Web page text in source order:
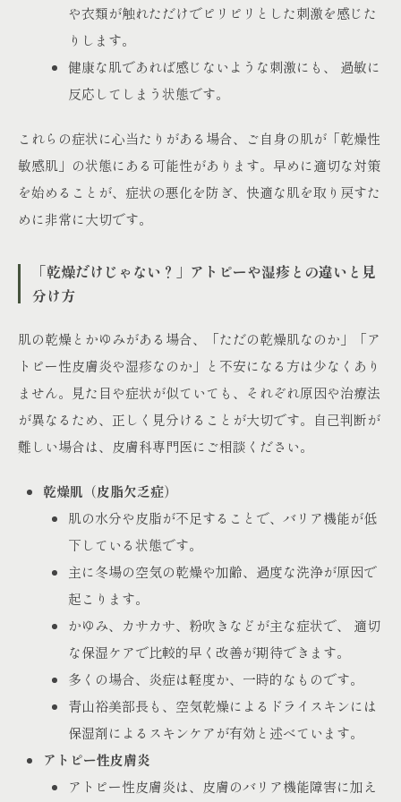
や衣類が触れただけでピリピリとした刺激を感じた
りします。
健康な肌であれば感じないような刺激にも、 過敏に
反応してしまう状態です。
これらの症状に心当たりがある場合、ご自身の肌が「乾燥性
敏感肌」の状態にある可能性があります。早めに適切な対策
を始めることが、症状の悪化を防ぎ、快適な肌を取り戻すた
めに非常に大切です。
「乾燥だけじゃない？」アトピーや湿疹との違いと見
分け方
肌の乾燥とかゆみがある場合、「ただの乾燥肌なのか」「ア
トピー性皮膚炎や湿疹なのか」と不安になる方は少なくあり
ません。見た目や症状が似ていても、それぞれ原因や治療法
が異なるため、正しく見分けることが大切です。自己判断が
難しい場合は、皮膚科専門医にご相談ください。
乾燥肌（皮脂欠乏症）
肌の水分や皮脂が不足することで、バリア機能が低
下している状態です。
主に冬場の空気の乾燥や加齢、過度な洗浄が原因で
起こります。
かゆみ、カサカサ、粉吹きなどが主な症状で、 適切
な保湿ケアで比較的早く改善が期待できます。
多くの場合、炎症は軽度か、一時的なものです。
青山裕美部長も、空気乾燥によるドライスキンには
保湿剤によるスキンケアが有効と述べています。
アトピー性皮膚炎
アトピー性皮膚炎は、皮膚のバリア機能障害に加え